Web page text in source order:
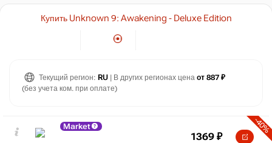
Купить Unknown 9: Awakening - Deluxe Edition
Текущий регион: RU | В других регионах цена от 887 ₽
(без учета ком. при оплате)
Market -40%
1369 ₽